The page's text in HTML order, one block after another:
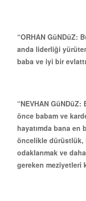
“ORHAN GüNDüZ:
anda liderliği
baba ve iyi bir
“NEVHAN
önce babam ve
hayatımda bana en
öncelikle dürüstlük,
odaklanmak ve
gereken meziyetleri